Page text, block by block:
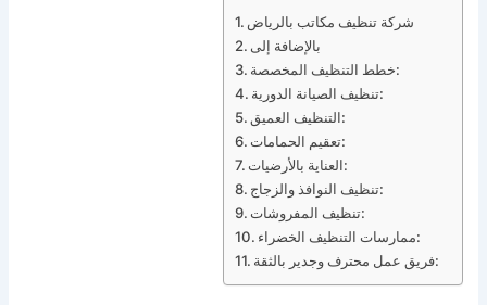
شركة تنظيف مكاتب بالرياض
بالإضافة إلى
خطط التنظيف المخصصة:
تنظيف الصيانة الدورية:
التنظيف العميق:
تعقيم الحمامات:
العناية بالأرضيات:
تنظيف النوافذ والزجاج:
تنظيف المفروشات:
ممارسات التنظيف الخضراء:
فريق عمل محترف وجدير بالثقة: